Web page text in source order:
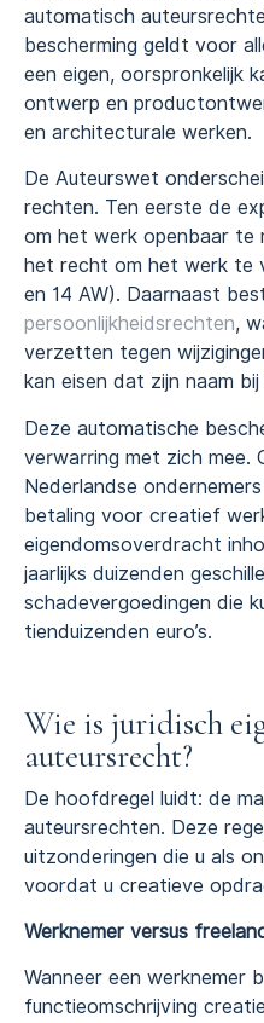
automatisch
bescherming geldt voor
een eigen, oorspronkelijk
ontwerp en
en architecturale werken.
De Auteurswet
rechten. Ten eerste de
om het werk openbaar te
het recht om het werk te
en 14 AW). Daarnaast
persoonlijkheidsrechten,
verzetten tegen
kan eisen dat zijn naam
Deze automatische
verwarring met zich mee.
Nederlandse
betaling voor creatief
eigendomsoverdracht
jaarlijks duizenden
schadevergoedingen die
tienduizenden euro’s.
Wie is juridisch
auteursrecht?
De hoofdregel luidt: de
auteursrechten. Deze
uitzonderingen die u als
voordat u creatieve
Werknemer versus
Wanneer een werknemer
functieomschrijving